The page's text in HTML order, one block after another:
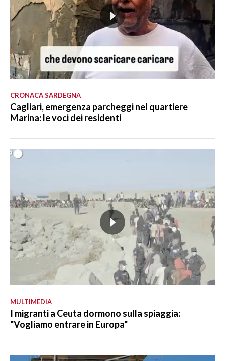
CRONACA SARDEGNA
Cagliari, emergenza parcheggi nel quartiere
Marina: le voci dei residenti
MULTIMEDIA
I migranti a Ceuta dormono sulla spiaggia:
"Vogliamo entrare in Europa"